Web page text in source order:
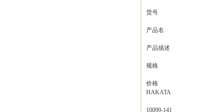
货号
产品名
产品描述
规格
价格
HAKATA
10099-141